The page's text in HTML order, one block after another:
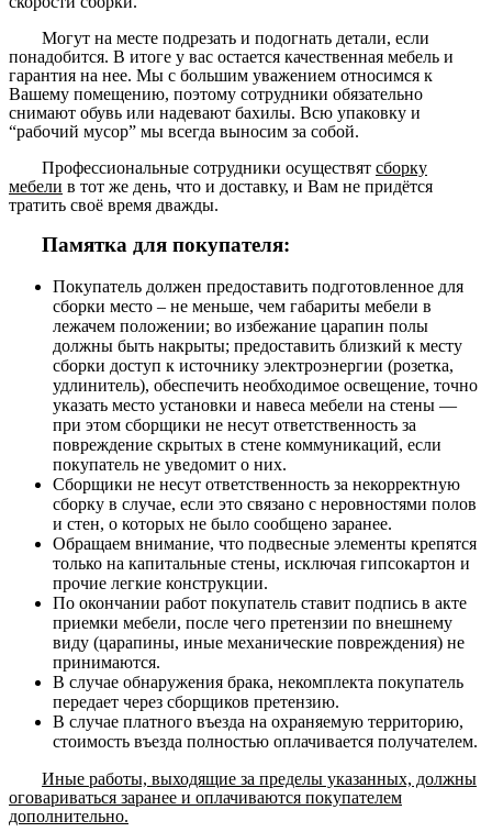
Могут на месте подрезать и подогнать детали, если
понадобится. В итоге у вас остается качественная мебель и
гарантия на нее. Мы с большим уважением относимся к
Вашему помещению, поэтому сотрудники обязательно
снимают обувь или надевают бахилы. Всю упаковку и
“рабочий мусор” мы всегда выносим за собой.
Профессиональные сотрудники осуществят сборку
мебели в тот же день, что и доставку, и Вам не придётся
тратить своё время дважды.
Памятка для покупателя:
Покупатель должен предоставить подготовленное для
сборки место – не меньше, чем габариты мебели в
лежачем положении; во избежание царапин полы
должны быть накрыты; предоставить близкий к месту
сборки доступ к источнику электроэнергии (розетка,
удлинитель), обеспечить необходимое освещение, точно
указать место установки и навеса мебели на стены —
при этом сборщики не несут ответственность за
повреждение скрытых в стене коммуникаций, если
покупатель не уведомит о них.
Сборщики не несут ответственность за некорректную
сборку в случае, если это связано с неровностями полов
и стен, о которых не было сообщено заранее.
Обращаем внимание, что подвесные элементы крепятся
только на капитальные стены, исключая гипсокартон и
прочие легкие конструкции.
По окончании работ покупатель ставит подпись в акте
приемки мебели, после чего претензии по внешнему
виду (царапины, иные механические повреждения) не
принимаются.
В случае обнаружения брака, некомплекта покупатель
передает через сборщиков претензию.
В случае платного въезда на охраняемую территорию,
стоимость въезда полностью оплачивается получателем.
Иные работы, выходящие за пределы указанных, должны
оговариваться заранее и оплачиваются покупателем
дополнительно.